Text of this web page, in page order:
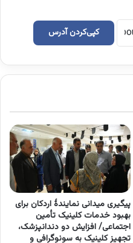
کپی‌کردن آدرس
پیگیری میدانی نمایندۀ اردکان برای
بهبود خدمات کلینیک تأمین
اجتماعی/ افزایش دو دندانپزشک،
تجهیز کلینیک به سونوگرافی و